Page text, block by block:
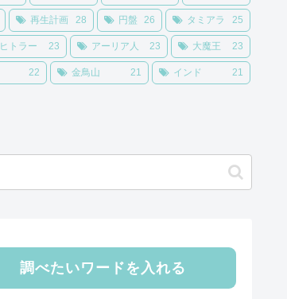
再生計画 28 円盤 26 タミアラ 25
ヒトラー 23 アーリア人 23 大魔王 23
22 金鳥山 21 インド 21
調べたいワードを入れる